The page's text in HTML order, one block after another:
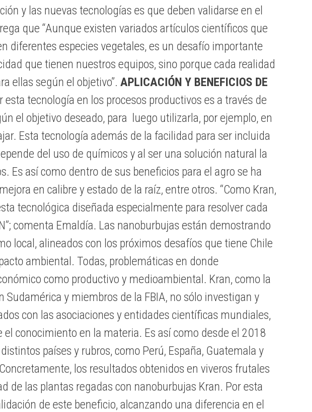
y las nuevas tecnologías es que deben validarse en el
que “Aunque existen variados artículos científicos que
diferentes especies vegetales, es un desafío importante
que tienen nuestros equipos, sino porque cada realidad
ellas según el objetivo”. APLICACIÓN Y BENEFICIOS DE
tecnología en los procesos productivos es a través de
el objetivo deseado, para luego utilizarla, por ejemplo, en
Esta tecnología además de la facilidad para ser incluida
del uso de químicos y al ser una solución natural la
Es así como dentro de sus beneficios para el agro se ha
en calibre y estado de la raíz, entre otros. “Como Kran,
tecnológica diseñada especialmente para resolver cada
comenta Emaldía. Las nanoburbujas están demostrando
local, alineados con los próximos desafíos que tiene Chile
ambiental. Todas, problemáticas en donde
como productivo y medioambiental. Kran, como la
y miembros de la FBIA, no sólo investigan y
con las asociaciones y entidades científicas mundiales,
conocimiento en la materia. Es así como desde el 2018
países y rubros, como Perú, España, Guatemala y
Concretamente, los resultados obtenidos en viveros frutales
las plantas regadas con nanoburbujas Kran. Por esta
de este beneficio, alcanzando una diferencia en el